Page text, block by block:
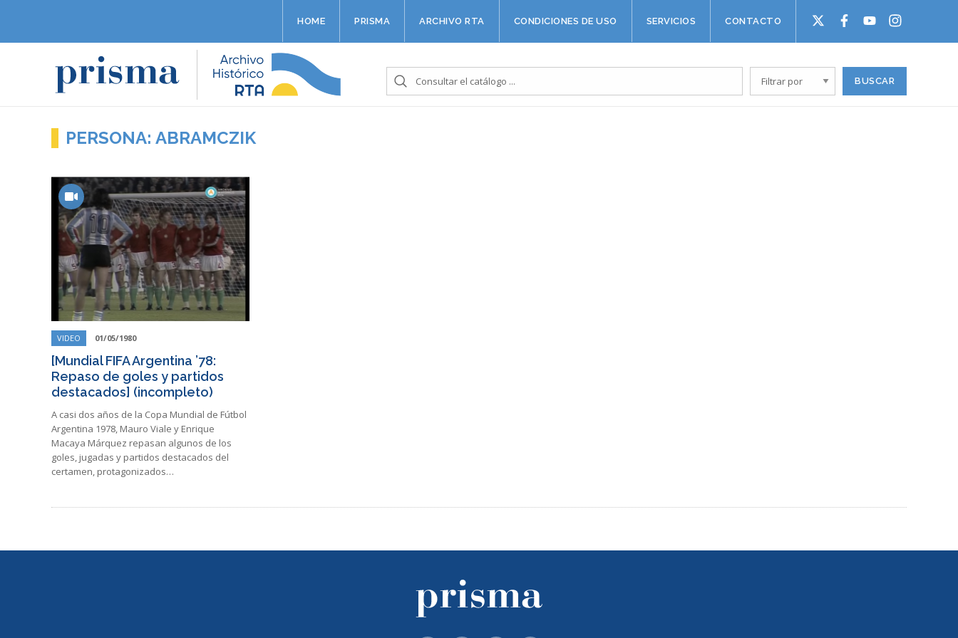
HOME PRISMA ARCHIVO RTA CONDICIONES DE USO SERVICIOS CONTACTO
PERSONA: ABRAMCZIK
VIDEO 01/05/1980
[Mundial FIFA Argentina ’78:
Repaso de goles y partidos
destacados] (incompleto)
A casi dos años de la Copa Mundial de Fútbol
Argentina 1978, Mauro Viale y Enrique
Macaya Márquez repasan algunos de los
goles, jugadas y partidos destacados del
certamen, protagonizados…